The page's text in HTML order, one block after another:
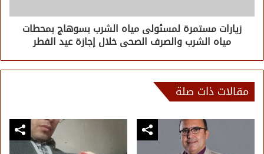
زيارات مستمرة لمسئولى مياه الشرب بسوهاج بمحطات
مياه الشرب والصرف الصحى خلال إجازة عيد الفطر
مقالات ذات صلة